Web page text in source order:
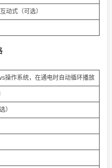
动式（可选）
操作系统，在通电时自动循环播放
）